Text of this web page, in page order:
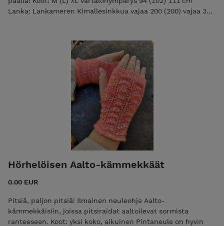
Lanka: Lankameren Kimallesinkkua vajaa 200 (200) vajaa 300
keskitaso Pitsiä on paljon, mutta se on helppoa.
Hörhelöisen Aalto-kämmekkäät
0.00 EUR
Pitsiä, paljon pitsiä! Ilmainen neuleohje Aalto-
kämmekkäisiin, joissa pitsiraidat aaltoilevat sormista
ranteeseen. Koot: yksi koko, aikuinen Pintaneule on hyvin